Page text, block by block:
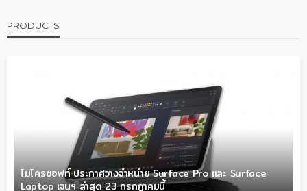
PRODUCTS
ไมโครซอฟท์ ประกาศวางจำหน่าย Surface Pro และ Surface
Laptop เจนฯ ล่าสุด 23 กรกฎาคมนี้